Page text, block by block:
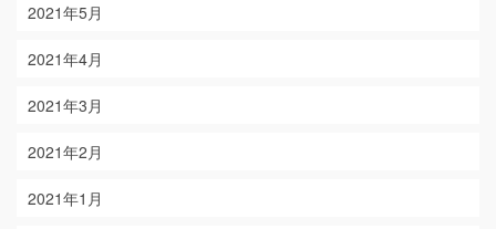
2021年5月
2021年4月
2021年3月
2021年2月
2021年1月